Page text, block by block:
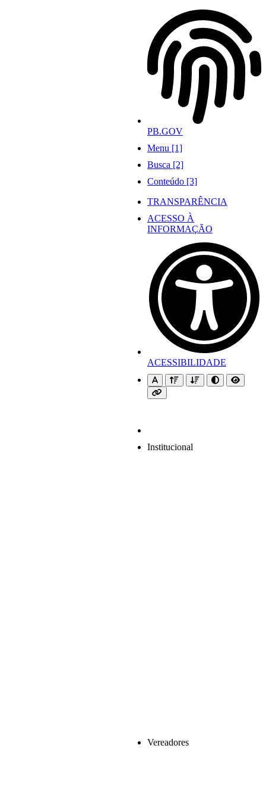
PB.GOV
Menu [1]
Busca [2]
Conteúdo [3]
TRANSPARÊNCIA
ACESSO À
INFORMAÇÃO
ACESSIBILIDADE
Institucional
Vereadores